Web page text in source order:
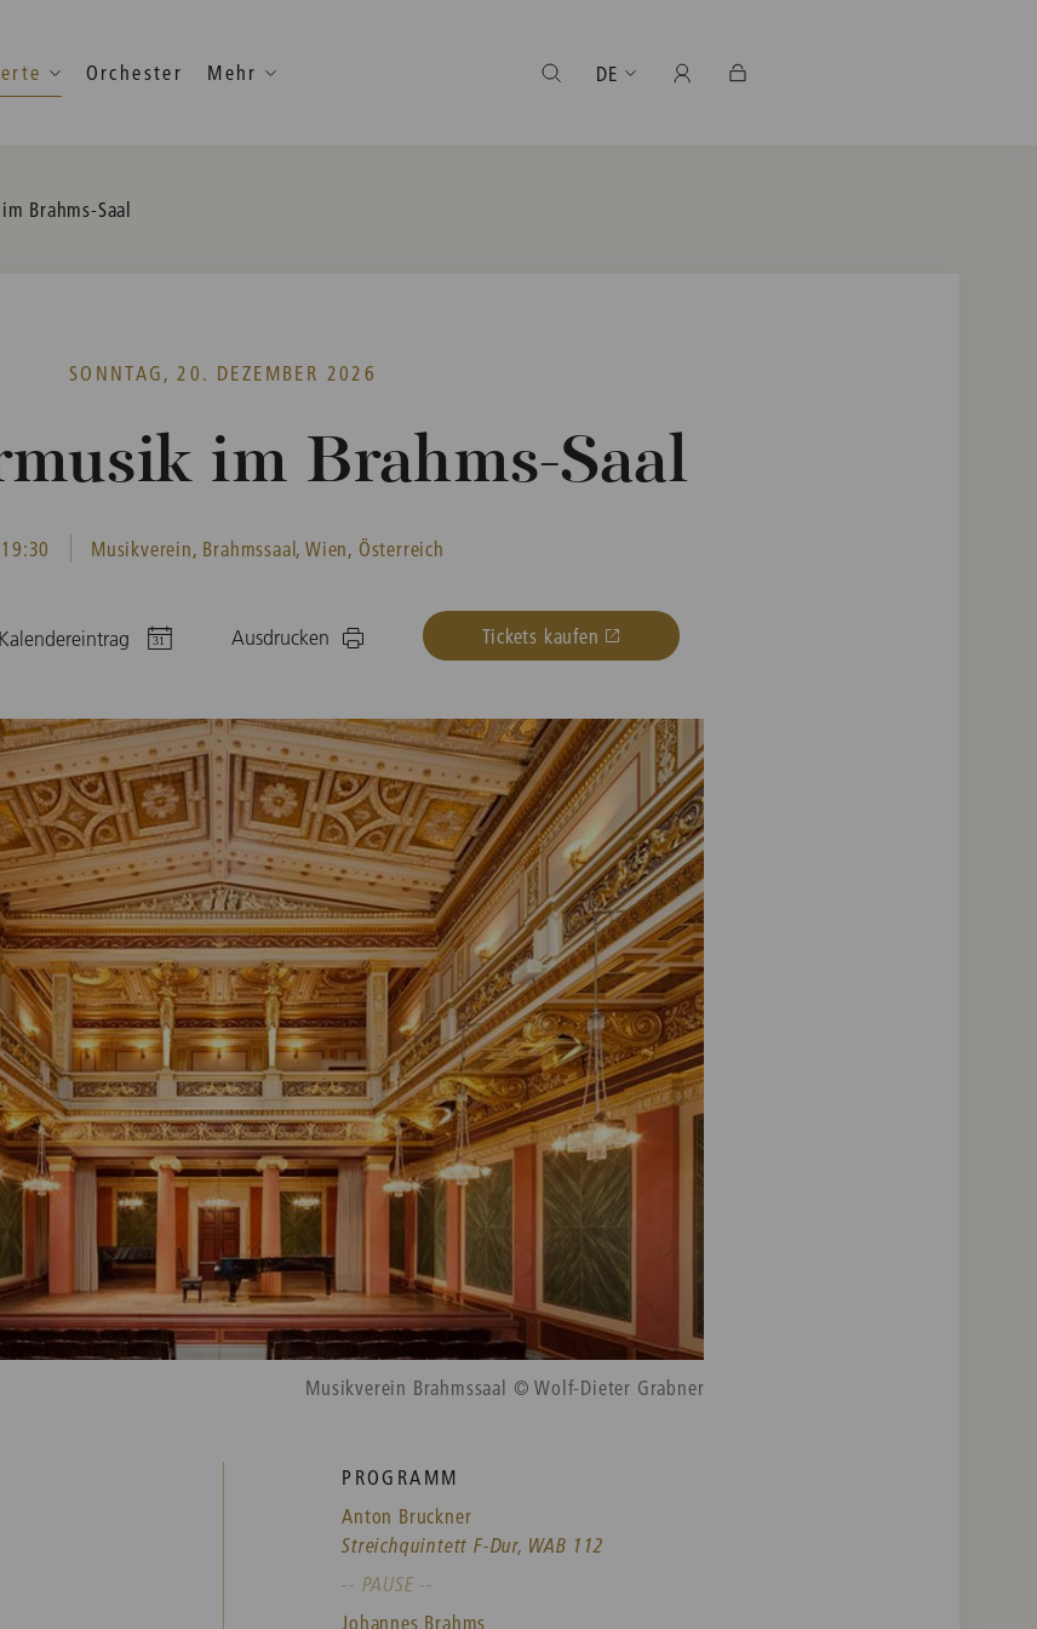
Orchester Mehr DE
Brahms-Saal
SONNTAG, 20. DEZEMBER 2026
im Brahms-Saal
19:30 Musikverein, Brahmssaal, Wien, Österreich
Kalendereintrag Ausdrucken Tickets kaufen
Musikverein Brahmssaal © Wolf-Dieter Grabner
PROGRAMM
Anton Bruckner
Streichquintett F-Dur, WAB 112
-- PAUSE --
Johannes Brahms